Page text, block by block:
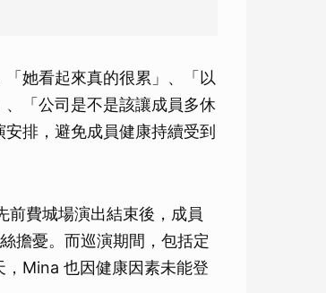
她看起來真的很累」、「以
「公司是不是該讓成員多休
排，避免成員健康持續受到
前費城場演出結束後，成員
擔憂。而巡演期間，包括定
Mina 也因健康因素未能登